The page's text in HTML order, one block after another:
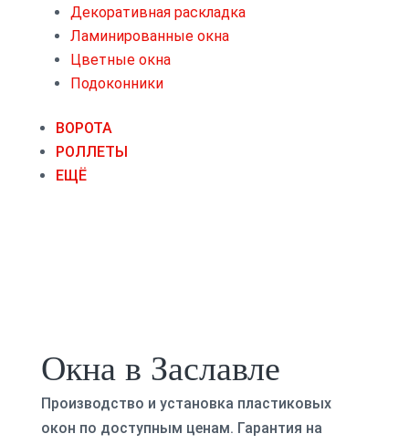
Декоративная раскладка
Ламинированные окна
Цветные окна
Подоконники
ВОРОТА
РОЛЛЕТЫ
ЕЩЁ
Окна в Заславле
Производство и установка пластиковых
окон по доступным ценам. Гарантия на